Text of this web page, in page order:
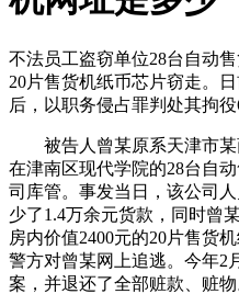
不法员工盗窃单位28台自动
20片售货机纸币芯片窃走。
后，以职务侵占罪判处其拘役
被告人曾某原系天津市某
在津南区现代学院的28台自
司库管。事发当日，该公司
少了1.4万余元货款，同时曾
房内价值2400元的20片售货
警方对曾某网上追逃。今年2
案，并退还了全部赃款、赃物